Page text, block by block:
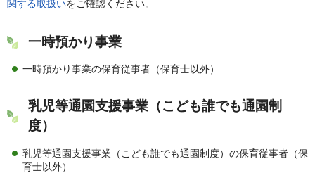
関する取扱いをご確認ください。
一時預かり事業
一時預かり事業の保育従事者（保育士以外）
乳児等通園支援事業（こども誰でも通園制
度）
乳児等通園支援事業（こども誰でも通園制度）の保育従事者（保
育士以外）